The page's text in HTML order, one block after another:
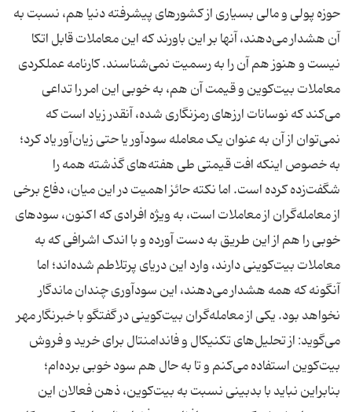
حوزه پولی و مالی بسیاری از کشورهای پیشرفته دنیا هم، نسبت به
آن هشدار می‌دهند، آنها بر این باورند که این معاملات قابل اتکا
نیست و هنوز هم آن را به رسمیت نمی‌شناسند. کارنامه عملکردی
معاملات بیت‌کوین و قیمت آن هم، به خوبی این امر را تداعی
می‌کند که نوسانات ارزهای رمزنگاری شده، آنقدر زیاد است که
نمی‌توان از آن به عنوان یک معامله سودآور یا حتی زیان‌آور یاد کرد؛
به خصوص اینکه افت قیمتی طی هفته‌های گذشته همه را
شگفت‌زده کرده است. اما نکته حائز اهمیت در این میان، دفاع برخی
از معامله‌گران از معاملات است، به ویژه افرادی که اکنون، سودهای
خوبی را هم از این طریق به دست آورده و با اندک اشرافی که به
معاملات بیت‌کوینی دارند، وارد این دریای پرتلاطم شده‌اند؛ اما
آنگونه که همه هشدار می‌دهند، این سودآوری چندان ماندگار
نخواهد بود. یکی از معامله‌گران بیت‌کوینی در گفتگو با خبرنگار مهر
می‌گوید: از تحلیل‌های تکنیکال و فاندامنتال برای خرید و فروش
بیت‌کوین استفاده می‌کنم و تا به حال هم سود خوبی برده‌ام؛
بنابراین نباید با بدبینی نسبت به بیت‌کوین، ذهن فعالان این